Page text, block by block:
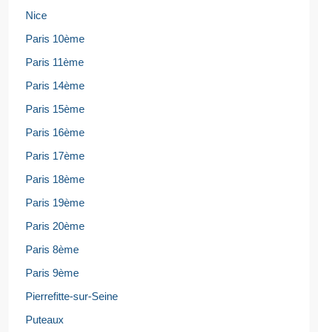
Nice
Paris 10ème
Paris 11ème
Paris 14ème
Paris 15ème
Paris 16ème
Paris 17ème
Paris 18ème
Paris 19ème
Paris 20ème
Paris 8ème
Paris 9ème
Pierrefitte-sur-Seine
Puteaux